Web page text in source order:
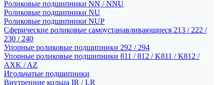
Роликовые подшипники NN / NNU
Роликовые подшипники NU
Роликовые подшипники NUP
Сферические роликовые самоустанавливающиеся 213 / 222 /
230 / 240
Упорные роликовые подшипники 292 / 294
Упорные роликовые подшипники 811 / 812 / K811 / K812 /
AXK / AZ
Игольчатые подшипники
Внутренние кольца IR / LR